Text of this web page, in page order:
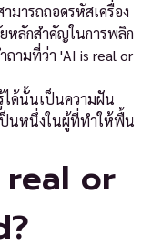
ามารถถอดรหัสเครื่อง
หลักสำคัญในการพลิก
ามที่ว่า 'AI is real or
ได้นั้นเป็นความฝัน
ป็นหนึ่งในผู้ที่ทำให้พื้น
real or